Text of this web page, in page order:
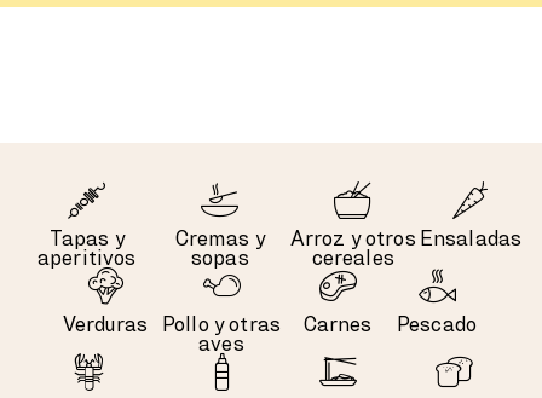
Tapas y
aperitivos
Cremas y
sopas
Arroz y otros
cereales
Ensaladas
Verduras
Pollo y otras
aves
Carnes Pescado